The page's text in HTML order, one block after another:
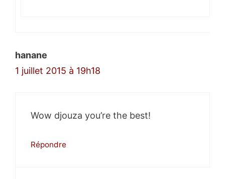
hanane
1 juillet 2015 à 19h18
Wow djouza you’re the best!
Répondre